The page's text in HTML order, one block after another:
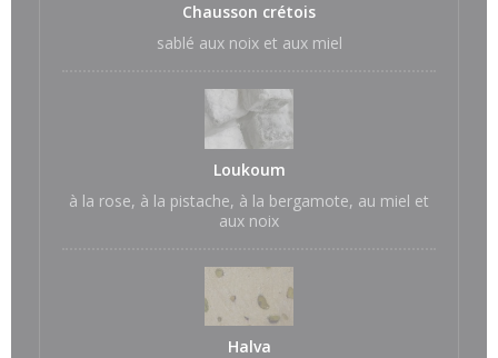
Chausson crétois
sablé aux noix et aux miel
Loukoum
à la rose, à la pistache, à la bergamote, au miel et
aux noix
Halva